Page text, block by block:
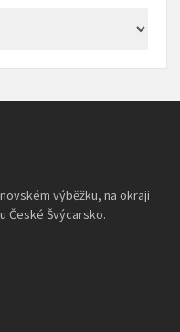
výběžku, na okraji
České Švýcarsko.